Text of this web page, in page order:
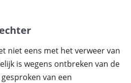
niet eens met het verweer van
is wegens ontbreken van de
van een